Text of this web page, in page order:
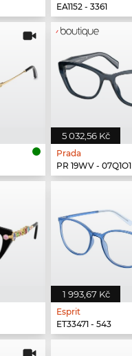
EA1152 - 3361
5 032,56 Kč
Prada
PR 19WV - 07Q1O1
1 993,67 Kč
Esprit
ET33471 - 543